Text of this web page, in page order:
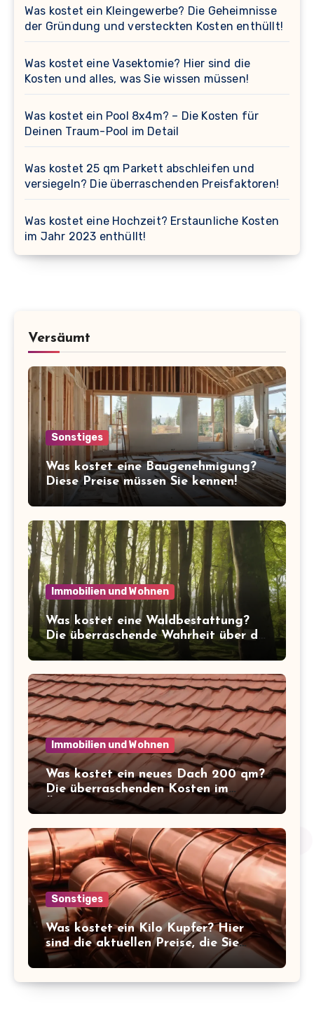
Was kostet ein Kleingewerbe? Die Geheimnisse
der Gründung und versteckten Kosten enthüllt!
Was kostet eine Vasektomie? Hier sind die
Kosten und alles, was Sie wissen müssen!
Was kostet ein Pool 8x4m? – Die Kosten für
Deinen Traum-Pool im Detail
Was kostet 25 qm Parkett abschleifen und
versiegeln? Die überraschenden Preisfaktoren!
Was kostet eine Hochzeit? Erstaunliche Kosten
im Jahr 2023 enthüllt!
Versäumt
Sonstiges
Was kostet eine Baugenehmigung?
Diese Preise müssen Sie kennen!
Immobilien und Wohnen
Was kostet eine Waldbestattung?
Die überraschende Wahrheit über die
Kosten der letzten Ruhe
Immobilien und Wohnen
Was kostet ein neues Dach 200 qm?
Die überraschenden Kosten im
Überblick!
Sonstiges
Was kostet ein Kilo Kupfer? Hier
sind die aktuellen Preise, die Sie
kennen sollten!